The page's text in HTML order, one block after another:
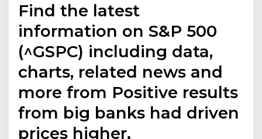
Find the latest
information on S&P 500
(^GSPC) including data,
charts, related news and
more from Positive results
from big banks had driven
prices higher.